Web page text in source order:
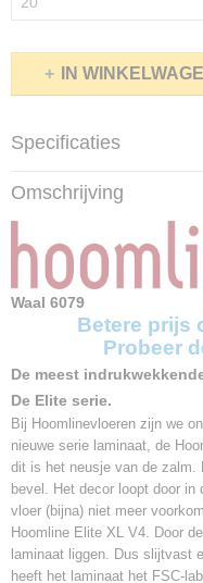
IN
Specificaties
Productcode
15,00 Kg
Bruto gewicht
15,00 Kg
Afmetingen (l,b,h)
126,10 x 24,40 x 0,80 cm
Dikte:
8mm
Afmeting:
126.1 x 24.4 cm
Pakinhoud:
2.46 m2
Gebruiksklasse:
32
Waterafstotend:
Omschrijving
Waal 6079
Betere prijs
Probeer
De meest
De Elite serie.
Bij Hoomlinevloeren zijn we
nieuwe serie laminaat, de
dit is het neusje van de zalm.
bevel. Het decor loopt door
vloer (bijna) niet meer
Hoomline Elite XL V4. Door
laminaat liggen. Dus slijtvast
heeft het laminaat het FSC-